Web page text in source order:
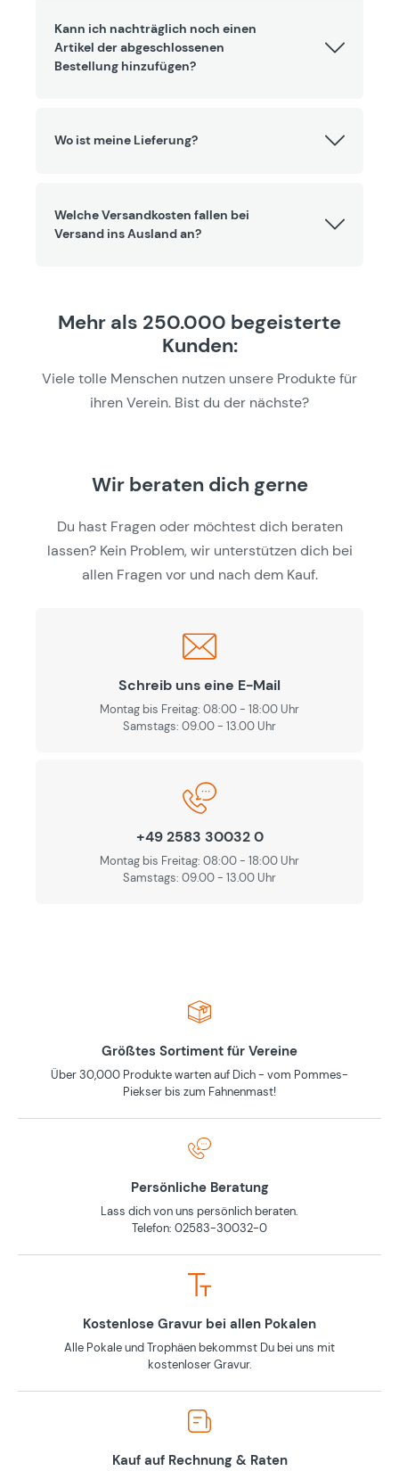
Kann ich nachträglich noch einen
Artikel der abgeschlossenen
Bestellung hinzufügen?
Wo ist meine Lieferung?
Welche Versandkosten fallen bei
Versand ins Ausland an?
Mehr als 250.000 begeisterte
Kunden:
Viele tolle Menschen nutzen unsere Produkte für
ihren Verein. Bist du der nächste?
Wir beraten dich gerne
Du hast Fragen oder möchtest dich beraten
lassen? Kein Problem, wir unterstützen dich bei
allen Fragen vor und nach dem Kauf.
Schreib uns eine E-Mail
Montag bis Freitag: 08:00 - 18:00 Uhr
Samstags: 09.00 - 13.00 Uhr
+49 2583 30032 0
Montag bis Freitag: 08:00 - 18:00 Uhr
Samstags: 09.00 - 13.00 Uhr
Größtes Sortiment für Vereine
Über 30,000 Produkte warten auf Dich - vom Pommes-
Piekser bis zum Fahnenmast!
Persönliche Beratung
Lass dich von uns persönlich beraten.
Telefon: 02583-30032-0
Kostenlose Gravur bei allen Pokalen
Alle Pokale und Trophäen bekommst Du bei uns mit
kostenloser Gravur.
Kauf auf Rechnung & Raten